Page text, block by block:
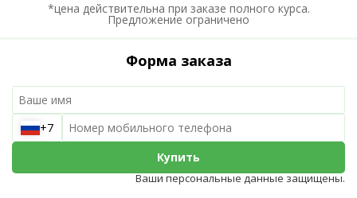
*цена действительна при заказе полного курса.
Предложение ограничено
Форма заказа
+7
Купить
Ваши персональные данные защищены.